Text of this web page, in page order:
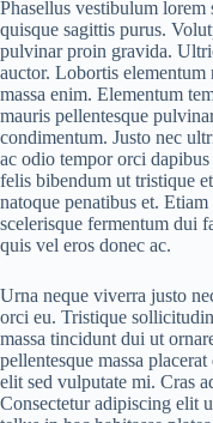
Phasellus vestibulum lorem
quisque sagittis purus.
pulvinar proin gravida.
auctor. Lobortis
massa enim. Elementum
mauris pellentesque
condimentum. Justo nec
ac odio tempor orci
felis bibendum ut tristique
natoque penatibus et.
scelerisque fermentum dui
quis vel eros donec ac.
Urna neque viverra justo
orci eu. Tristique
massa tincidunt dui ut
pellentesque massa
elit sed vulputate mi. Cras
Consectetur adipiscing elit